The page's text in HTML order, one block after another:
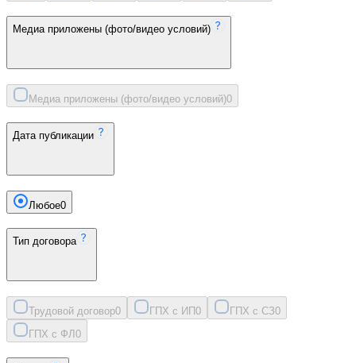
Медиа приложены (фото/видео условий)
Медиа приложены (фото/видео условий)0
Дата публикации
Любое0
Тип договора
Трудовой договор0 ГПХ с ИП0 ГПХ с СЗ0
ГПХ с ФЛ 0